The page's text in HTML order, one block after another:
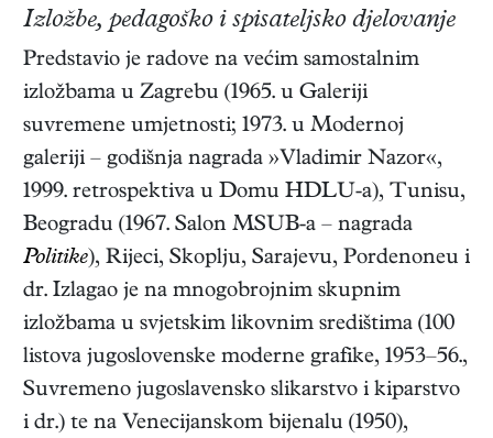
Izložbe, pedagoško i spisateljsko djelovanje
Predstavio je radove na većim samostalnim
izložbama u Zagrebu (1965. u Galeriji
suvremene umjetnosti; 1973. u Modernoj
galeriji – godišnja nagrada »Vladimir Nazor«,
1999. retrospektiva u Domu HDLU-a), Tunisu,
Beogradu (1967. Salon MSUB-a – nagrada
Politike), Rijeci, Skoplju, Sarajevu, Pordenoneu i
dr. Izlagao je na mnogobrojnim skupnim
izložbama u svjetskim likovnim središtima (100
listova jugoslovenske moderne grafike, 1953–56.,
Suvremeno jugoslavensko slikarstvo i kiparstvo
i dr.) te na Venecijanskom bijenalu (1950),